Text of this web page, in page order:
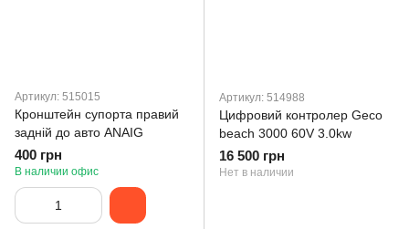
Артикул: 515015
Кронштейн супорта правий
задній до авто ANAIG
400 грн
В наличии офис
Артикул: 514988
Цифровий контролер Geco
beach 3000 60V 3.0kw
16 500 грн
Нет в наличии